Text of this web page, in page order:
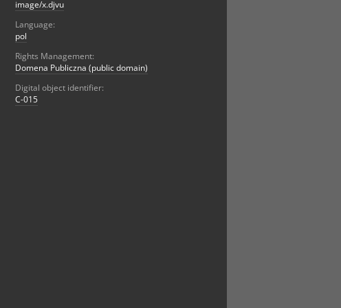
image/x.djvu
Language:
pol
Rights Management:
Domena Publiczna (public domain)
Digital object identifier:
C-015